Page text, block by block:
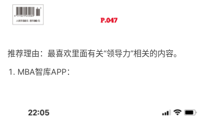
推荐理由：最喜欢里面有关“领导力”相关的内容。
MBA智库APP：